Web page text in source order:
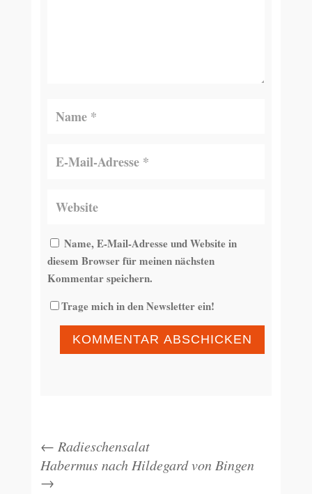
Name, E-Mail-Adresse und Website in
diesem Browser für meinen nächsten
Kommentar speichern.
Trage mich in den Newsletter ein!
KOMMENTAR ABSCHICKEN
← Radieschensalat
Habermus nach Hildegard von Bingen
→